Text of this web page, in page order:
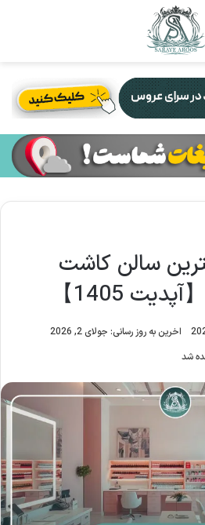
سالن کاشت
【آپدیت 1405】
اخرین به روز رسانی: جولای 2, 2026